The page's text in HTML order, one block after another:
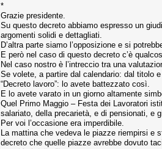
*
Grazie presidente.
Su questo decreto abbiamo espresso un
argomenti solidi e dettagliati.
D’altra parte siamo l’opposizione e si
E però nel caso di questo decreto c’è
Nel caso nostro è l’intreccio tra una
Se volete, a partire dal calendario: dal titolo
“Decreto lavoro”: lo avete battezzato così.
E lo avete varato in un giorno altamente
Quel Primo Maggio – Festa dei Lavoratori
salariato, della precarietà, e di pensionati, e
Per voi l’occasione era imperdibile.
La mattina che vedeva le piazze riempirsi e
decreto che quelle piazze avrebbe dovuto